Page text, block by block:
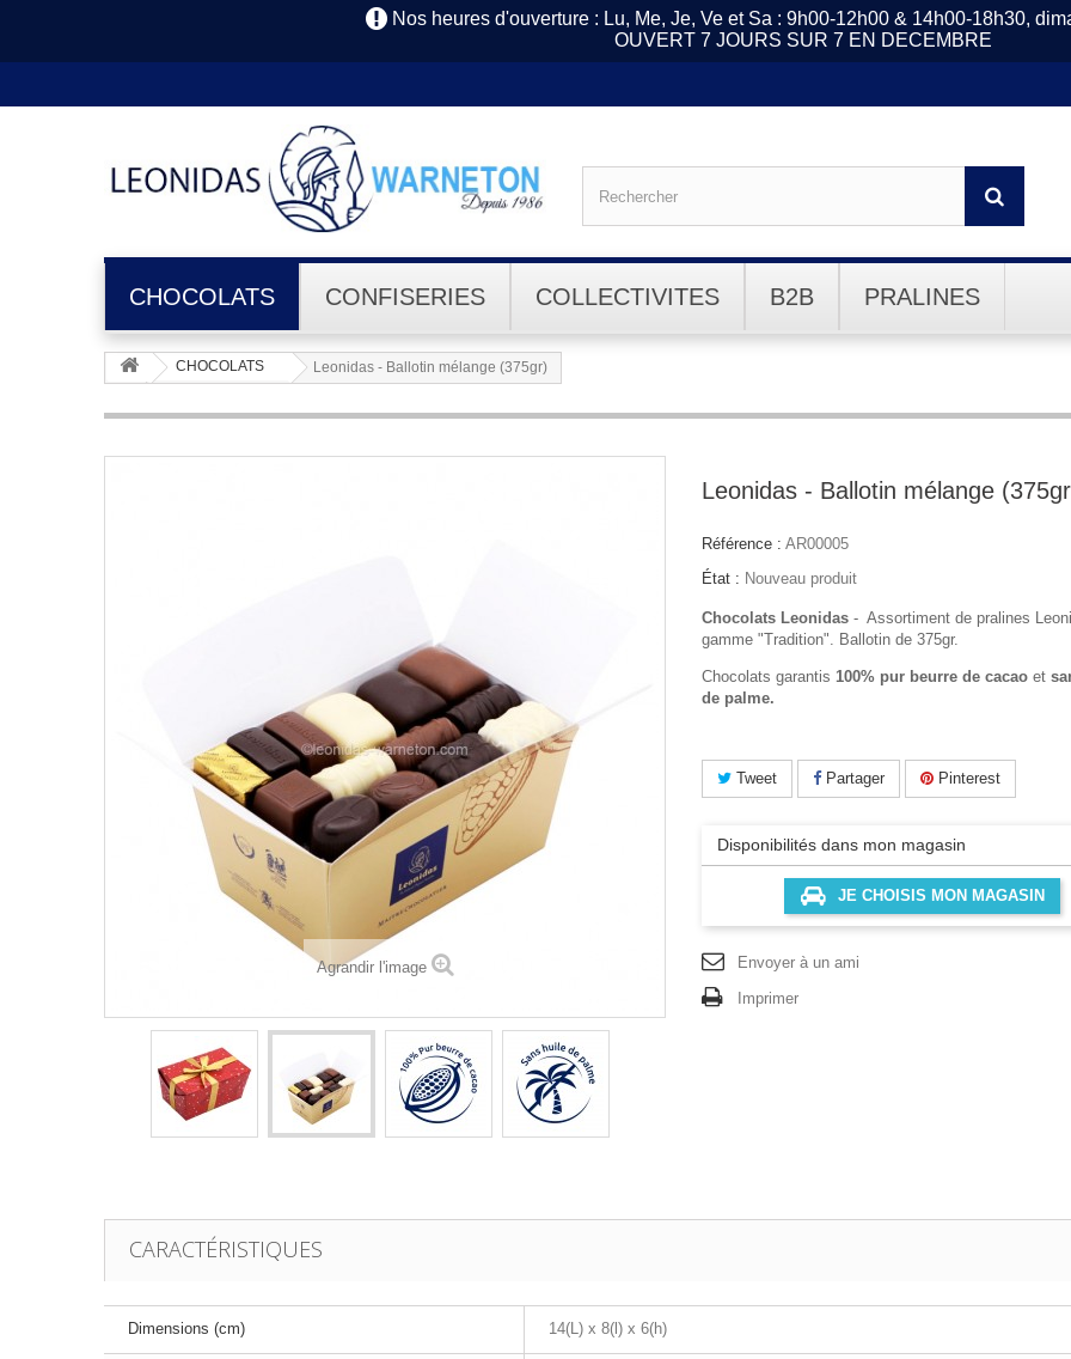
Nos heures d'ouverture : Lu, Me, Je, Ve et Sa : 9h00-12h00 & 14h00-18h30,
OUVERT 7 JOURS SUR 7 EN DECEMBRE
CHOCOLATS CONFISERIES COLLECTIVITES B2B PRALINES
CHOCOLATS Leonidas - Ballotin mélange (375gr)
Agrandir l'image
Leonidas - Ballotin mélange
Référence : AR00005
État : Nouveau produit
Chocolats Leonidas - Assortiment de pralines
gamme "Tradition". Ballotin de 375gr.
Chocolats garantis 100% pur beurre de cacao et
de palme.
Tweet Partager Pinterest
Disponibilités dans mon magasin
JE CHOISIS MON MAGASIN
Envoyer à un ami
Imprimer
CARACTÉRISTIQUES
Dimensions (cm) 14(L) x 8(l) x 6(h)